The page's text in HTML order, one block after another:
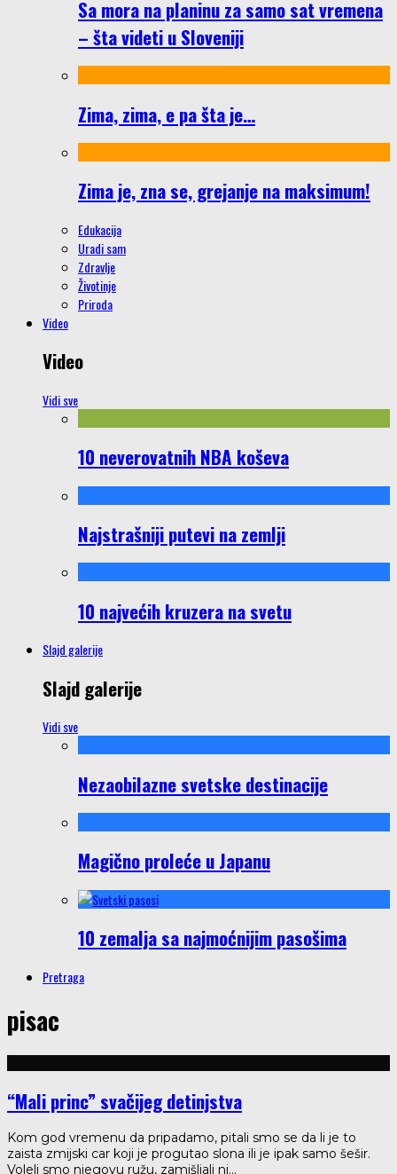
Sa mora na planinu za samo sat vremena
– šta videti u Sloveniji
Zima, zima, e pa šta je…
Zima je, zna se, grejanje na maksimum!
Edukacija
Uradi sam
Zdravlje
Životinje
Priroda
Video
Video
Vidi sve
10 neverovatnih NBA koševa
Najstrašniji putevi na zemlji
10 najvećih kruzera na svetu
Slajd galerije
Slajd galerije
Vidi sve
Nezaobilazne svetske destinacije
Magično proleće u Japanu
10 zemalja sa najmoćnijim pasošima
Pretraga
pisac
“Mali princ” svačijeg detinjstva
Kom god vremenu da pripadamo, pitali smo se da li je to
zaista zmijski car koji je progutao slona ili je ipak samo šešir.
Voleli smo njegovu ružu, zamišljali nj...